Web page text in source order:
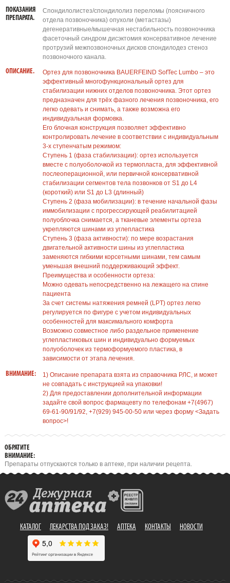
ПОКАЗАНИЯ
ПРЕПАРАТА.
Спондилолистез/спондилолиз переломы (поясничного
отдела позвоночника) опухоли (метастазы)
дегенеративные/мышечная нестабильность позвоночника
фасеточный синдром дисэктомия консервативное лечение
протрузий межпозвоночных дисков спондилодез стеноз
позвоночного канала.
ОПИСАНИЕ.
Ортез для позвоночника BAUERFEIND SofTec Lumbo – это
эффективный многофункциональный ортез для
стабилизации нижних отделов позвоночника. Этот ортез
предназначен для трёх фазного лечения позвоночника, его
легко одевать и снимать, а также возможна его
индивидуальная формовка.
Его блочная конструкция позволяет эффективно
контролировать лечение в соответствии с индивидуальным
3-х ступенчатым режимом:
Ступень 1 (фаза стабилизации): ортез используется
вместе с полуоболочкой из термопласта, для эффективной
послеоперационной, или первичной консервативной
стабилизации сегментов тела позвонков от S1 до L4
(короткий) или S1 до L3 (длинный)
Ступень 2 (фаза мобилизации): в течение начальной фазы
иммобилизации с прогрессирующей реабилитацией
полуоблочка снимается, а тканевые элементы ортеза
укрепляются шинами из углепластика
Ступень 3 (фаза активности): по мере возрастания
двигательной активности шины из углепластика
заменяются гибкими корсетными шинами, тем самым
уменьшая внешний поддерживающий эффект.
Преимущества и особенности ортеза:
Можно одевать непосредственно на лежащего на спине
пациента
За счет системы натяжения ремней (LPT) ортез легко
регулируется по фигуре с учетом индивидуальных
особенностей для максимального комфорта
Возможно совместное либо раздельное применение
углепластиковых шин и индивидуально формуемых
полуоболочек из термоформуемого пластика, в
зависимости от этапа лечения.
ВНИМАНИЕ:
1) Описание препарата взята из справочника РЛС, и может
не совпадать с инструкцией на упаковки!
2) Для предоставлении дополнительной информации
задайте свой вопрос фармацевту по телефонам +7(4967)
69-61-90/91/92, +7(929) 945-00-50 или через форму <Задать
вопрос>!
ОБРАТИТЕ
ВНИМАНИЕ:
Препараты отпускаются только в аптеке, при наличии рецепта.
КАТАЛОГ ЛЕКАРСТВА ПОД ЗАКАЗ! АПТЕКА КОНТАКТЫ НОВОСТИ